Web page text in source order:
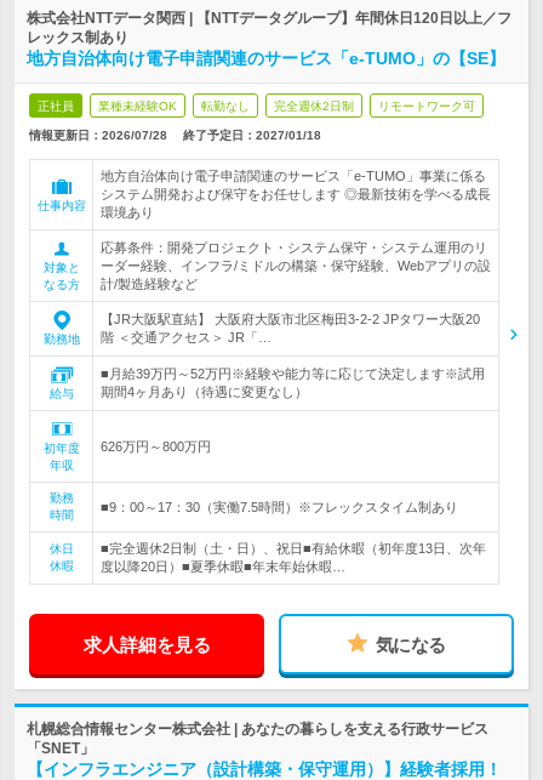
株式会社NTTデータ関西 | 【NTTデータグループ】年間休日120日以上／フ
レックス制あり
地方自治体向け電子申請関連のサービス「e-TUMO」の【SE】
正社員 業種未経験OK 転勤なし 完全週休2日制 リモートワーク可
情報更新日：2026/07/28 終了予定日： 2027/01/18
仕事内容
地方自治体向け電子申請関連のサービス「e-TUMO」事業に係る
システム開発および保守をお任せします ◎最新技術を学べる成長
環境あり
対象と
なる方
応募条件：開発プロジェクト・システム保守・システム運用のリ
ーダー経験、インフラ/ミドルの構築・保守経験、Webアプリの設
計/製造経験など
勤務地
【JR大阪駅直結】 大阪府大阪市北区梅田3-2-2 JPタワー大阪20
階 ＜交通アクセス＞ JR「…
給与
■月給39万円～52万円※経験や能力等に応じて決定します※試用
期間4ヶ月あり（待遇に変更なし）
初年度
年収
626万円～800万円
勤務
時間
■9：00～17：30（実働7.5時間）※フレックスタイム制あり
休日
休暇
■完全週休2日制（土・日）、祝日■有給休暇（初年度13日、次年
度以降20日）■夏季休暇■年末年始休暇…
求人詳細を見る 気になる
札幌総合情報センター株式会社 | あなたの暮らしを支える行政サービス
「SNET」
【インフラエンジニア（設計構築・保守運用）】経験者採用！